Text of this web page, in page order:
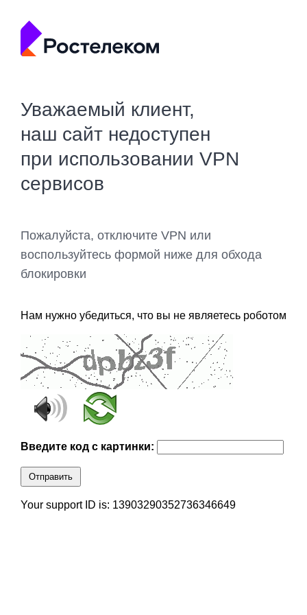
Уважаемый клиент,
наш сайт недоступен
при использовании VPN
сервисов
Пожалуйста, отключите VPN или
воспользуйтесь формой ниже для обхода
блокировки
Нам нужно убедиться, что вы не являетесь роботом
Введите код с картинки:
Отправить
Your support ID is: 13903290352736346649